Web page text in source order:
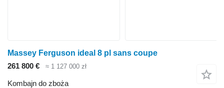
Massey Ferguson ideal 8 pl sans coupe
261 800 €
≈ 1 127 000 zł
Kombajn do zboża